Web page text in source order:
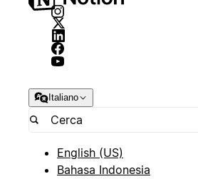
Italiano
English (US)
Bahasa Indonesia